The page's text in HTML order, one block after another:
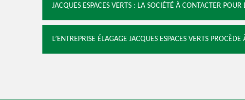
JACQUES ESPACES VERTS : LA SOCIÉTÉ À CONTACTER
L’ENTREPRISE ÉLAGAGE JACQUES ESPACES VERTS